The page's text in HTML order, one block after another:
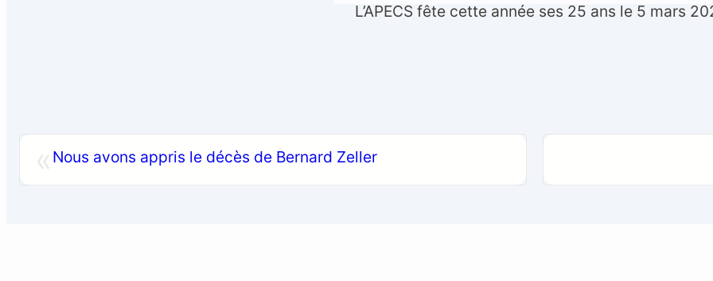
L’APECS fête cette année ses 25 ans le 5 mars
Nous avons appris le décès de Bernard Zeller